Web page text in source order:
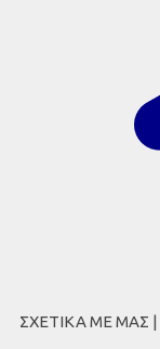
ΣΧΕΤΙΚΑ ΜΕ ΜΑΣ |